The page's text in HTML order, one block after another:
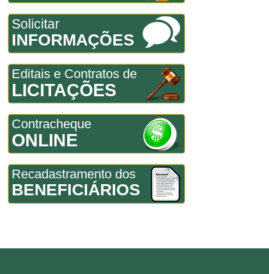
Solicitar
INFORMAÇÕES
Editais e Contratos de
LICITAÇÕES
Contracheque
ONLINE
Recadastramento dos
BENEFICIÁRIOS